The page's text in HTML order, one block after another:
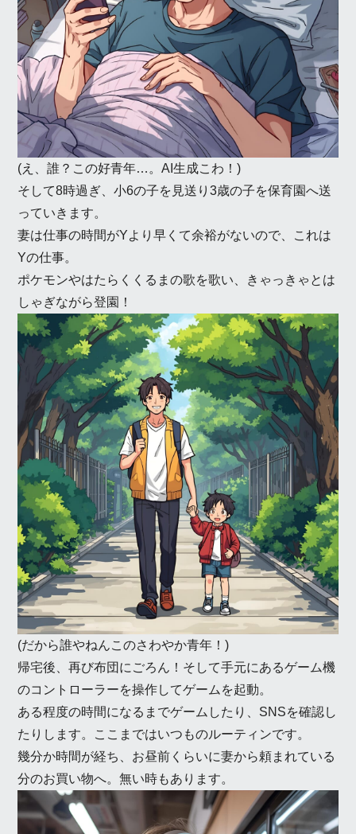
(え、誰？この好青年…。AI生成こわ！)
そして8時過ぎ、小6の子を見送り3歳の子を保育園へ送
っていきます。
妻は仕事の時間がYより早くて余裕がないので、これは
Yの仕事。
ポケモンやはたらくくるまの歌を歌い、きゃっきゃとは
しゃぎながら登園！
(だから誰やねんこのさわやか青年！)
帰宅後、再び布団にごろん！そして手元にあるゲーム機
のコントローラーを操作してゲームを起動。
ある程度の時間になるまでゲームしたり、SNSを確認し
たりします。ここまではいつものルーティンです。
幾分か時間が経ち、お昼前くらいに妻から頼まれている
分のお買い物へ。無い時もあります。